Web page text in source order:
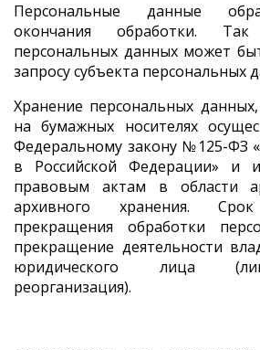
Персональные данные
окончания обработки.
персональных данных может
запросу субъекта персональных
Хранение персональных
на бумажных носителях
Федеральному закону №125-ФЗ
в Российской Федерации» и
правовым актам в области
архивного хранения.
прекращения обработки
прекращение деятельности
юридического лица
реорганизация).